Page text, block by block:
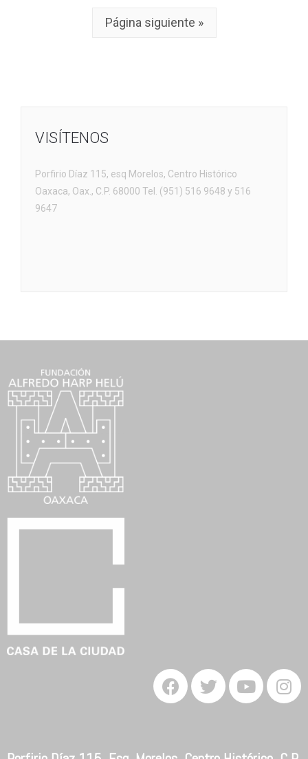
Página siguiente »
VISÍTENOS
Porfirio Díaz 115, esq Morelos, Centro Histórico
Oaxaca, Oax., C.P. 68000 Tel. (951) 516 9648 y 516
9647